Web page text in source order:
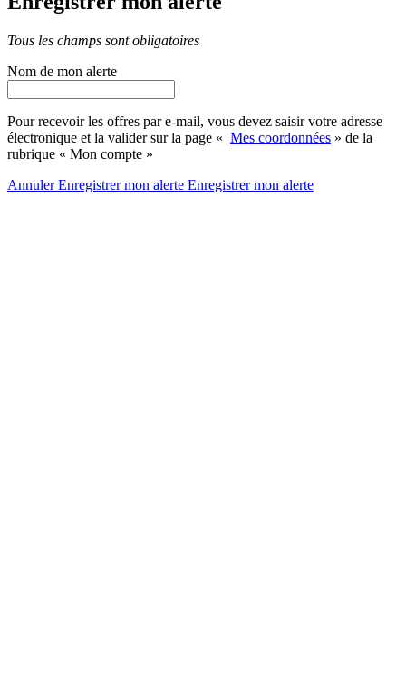
Tous les champs sont obligatoires
Nom de mon alerte
Pour recevoir les offres par e-mail, vous devez saisir votre adresse
électronique et la valider sur la page « Mes coordonnées » de la
rubrique « Mon compte »
AnnulerEnregistrer mon alerte Enregistrermon alerte